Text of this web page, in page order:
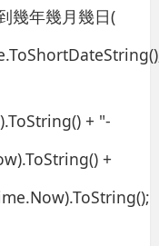
幾年幾月幾日(
+ "-
+